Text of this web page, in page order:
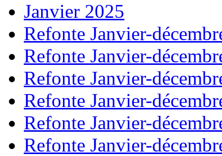
Janvier 2025
Refonte Janvier-
Refonte Janvier-
Refonte Janvier-
Refonte Janvier-
Refonte Janvier-
Refonte Janvier-